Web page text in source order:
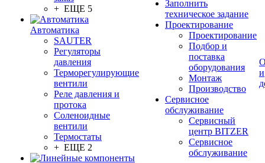
+ ЕЩЕ 5
Автоматика
SAUTER
Регуляторы
давления
Терморегулирующие
вентили
Реле давления и
протока
Соленоидные
вентили
Термостаты
+ ЕЩЕ 2
Заполнить
техническое задание
Проектирование
Проектирование
Подбор и
поставка
оборудования
Монтаж
Производство
Сервисное
обслуживание
Сервисный
центр BITZER
Сервисное
обслуживание
и